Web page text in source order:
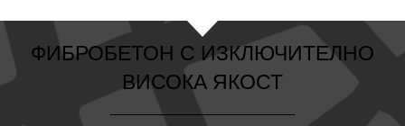
ФИБРОБЕТОН С ИЗКЛЮЧИТЕЛНО
ВИСОКА ЯКОСТ